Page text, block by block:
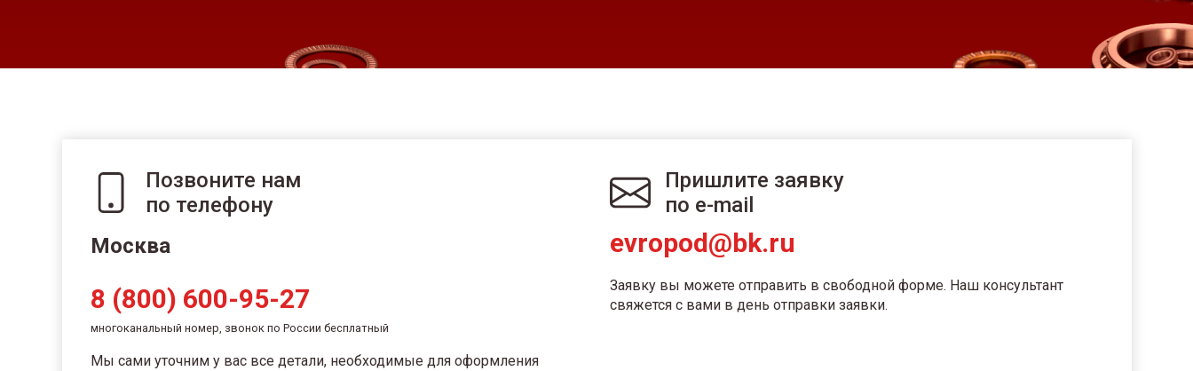
Позвоните нам
по телефону
Москва
8 (800) 600-95-27
многоканальный номер, звонок по России бесплатный
Мы сами уточним у вас все детали, необходимые для оформления
Пришлите заявку
по e-mail
evropod@bk.ru
Заявку вы можете отправить в свободной форме. Наш консультант
свяжется с вами в день отправки заявки.